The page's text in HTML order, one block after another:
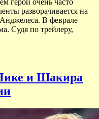
герои очень часто
разворачивается на
В феврале
Судя по трейлеру,
и Шакира